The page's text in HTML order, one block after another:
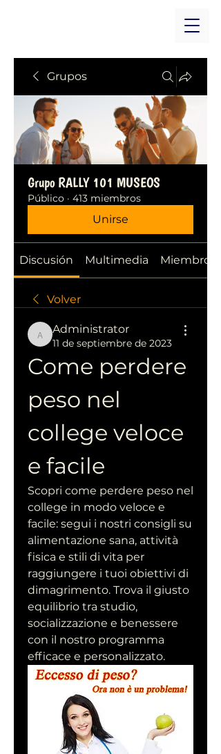
Grupos
Grupo RALLY 101 MUSEOS
Público · 413 miembros
Unirse
Discusión Multimedia Miembros
Volver
Administrator
Administrator
11 de septiembre de 2023
Come perdere
peso nel
college veloce
e facile
Scopri come perdere peso nel
college in modo veloce e
facile: segui i nostri consigli su
alimentazione sana, attività
fisica e stili di vita per
raggiungere i tuoi obiettivi di
dimagrimento. Trova il giusto
equilibrio tra studio,
socializzazione e benessere
con il nostro programma
efficace e personalizzato.